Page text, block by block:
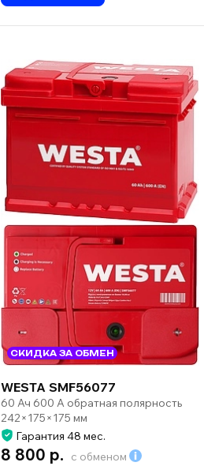
СКИДКА ЗА ОБМЕН
WESTA SMF56077
60 Ач 600 А обратная полярность
242×175×175 мм
Гарантия 48 мес.
8 800 р. с обменом